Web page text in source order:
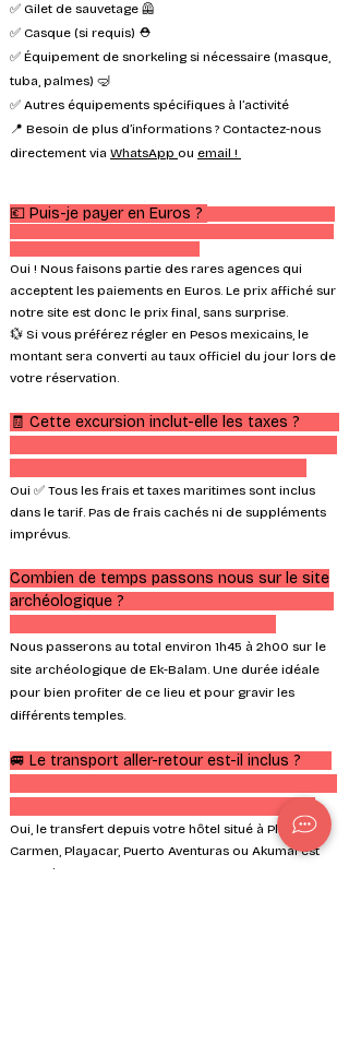
✅ Gilet de sauvetage 🦺
✅ Casque (si requis) ⛑️
✅ Équipement de snorkeling si nécessaire (masque,
tuba, palmes) 🤿
✅ Autres équipements spécifiques à l’activité
📍 Besoin de plus d’informations ? Contactez-nous
directement via WhatsApp ou email !
💶 Puis-je payer en Euros ?
Oui ! Nous faisons partie des rares agences qui
acceptent les paiements en Euros. Le prix affiché sur
notre site est donc le prix final, sans surprise.
💱 Si vous préférez régler en Pesos mexicains, le
montant sera converti au taux officiel du jour lors de
votre réservation.
🧾 Cette excursion inclut-elle les taxes ?
Oui ✅ Tous les frais et taxes maritimes sont inclus
dans le tarif. Pas de frais cachés ni de suppléments
imprévus.
Combien de temps passons nous sur le site
archéologique ?
Nous passerons au total environ 1h45 à 2h00 sur le
site archéologique de Ek-Balam. Une durée idéale
pour bien profiter de ce lieu et pour gravir les
différents temples.
🚐 Le transport aller-retour est-il inclus ?
Oui, le transfert depuis votre hôtel situé à Playa del
Carmen, Playacar, Puerto Aventuras ou Akumal est
compris.